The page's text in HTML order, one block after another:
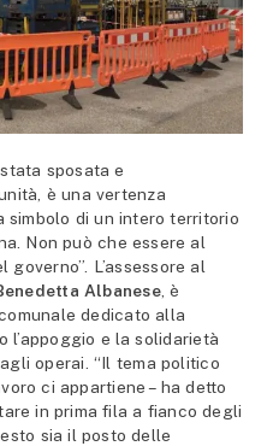
sposata e
è una vertenza
simbolo di un intero territorio
Non può che essere al
L’assessore al
Albanese, è
dedicato alla
l’appoggio e la solidarietà
operai. “Il tema politico
ci appartiene – ha detto
in prima fila a fianco degli
sia il posto delle